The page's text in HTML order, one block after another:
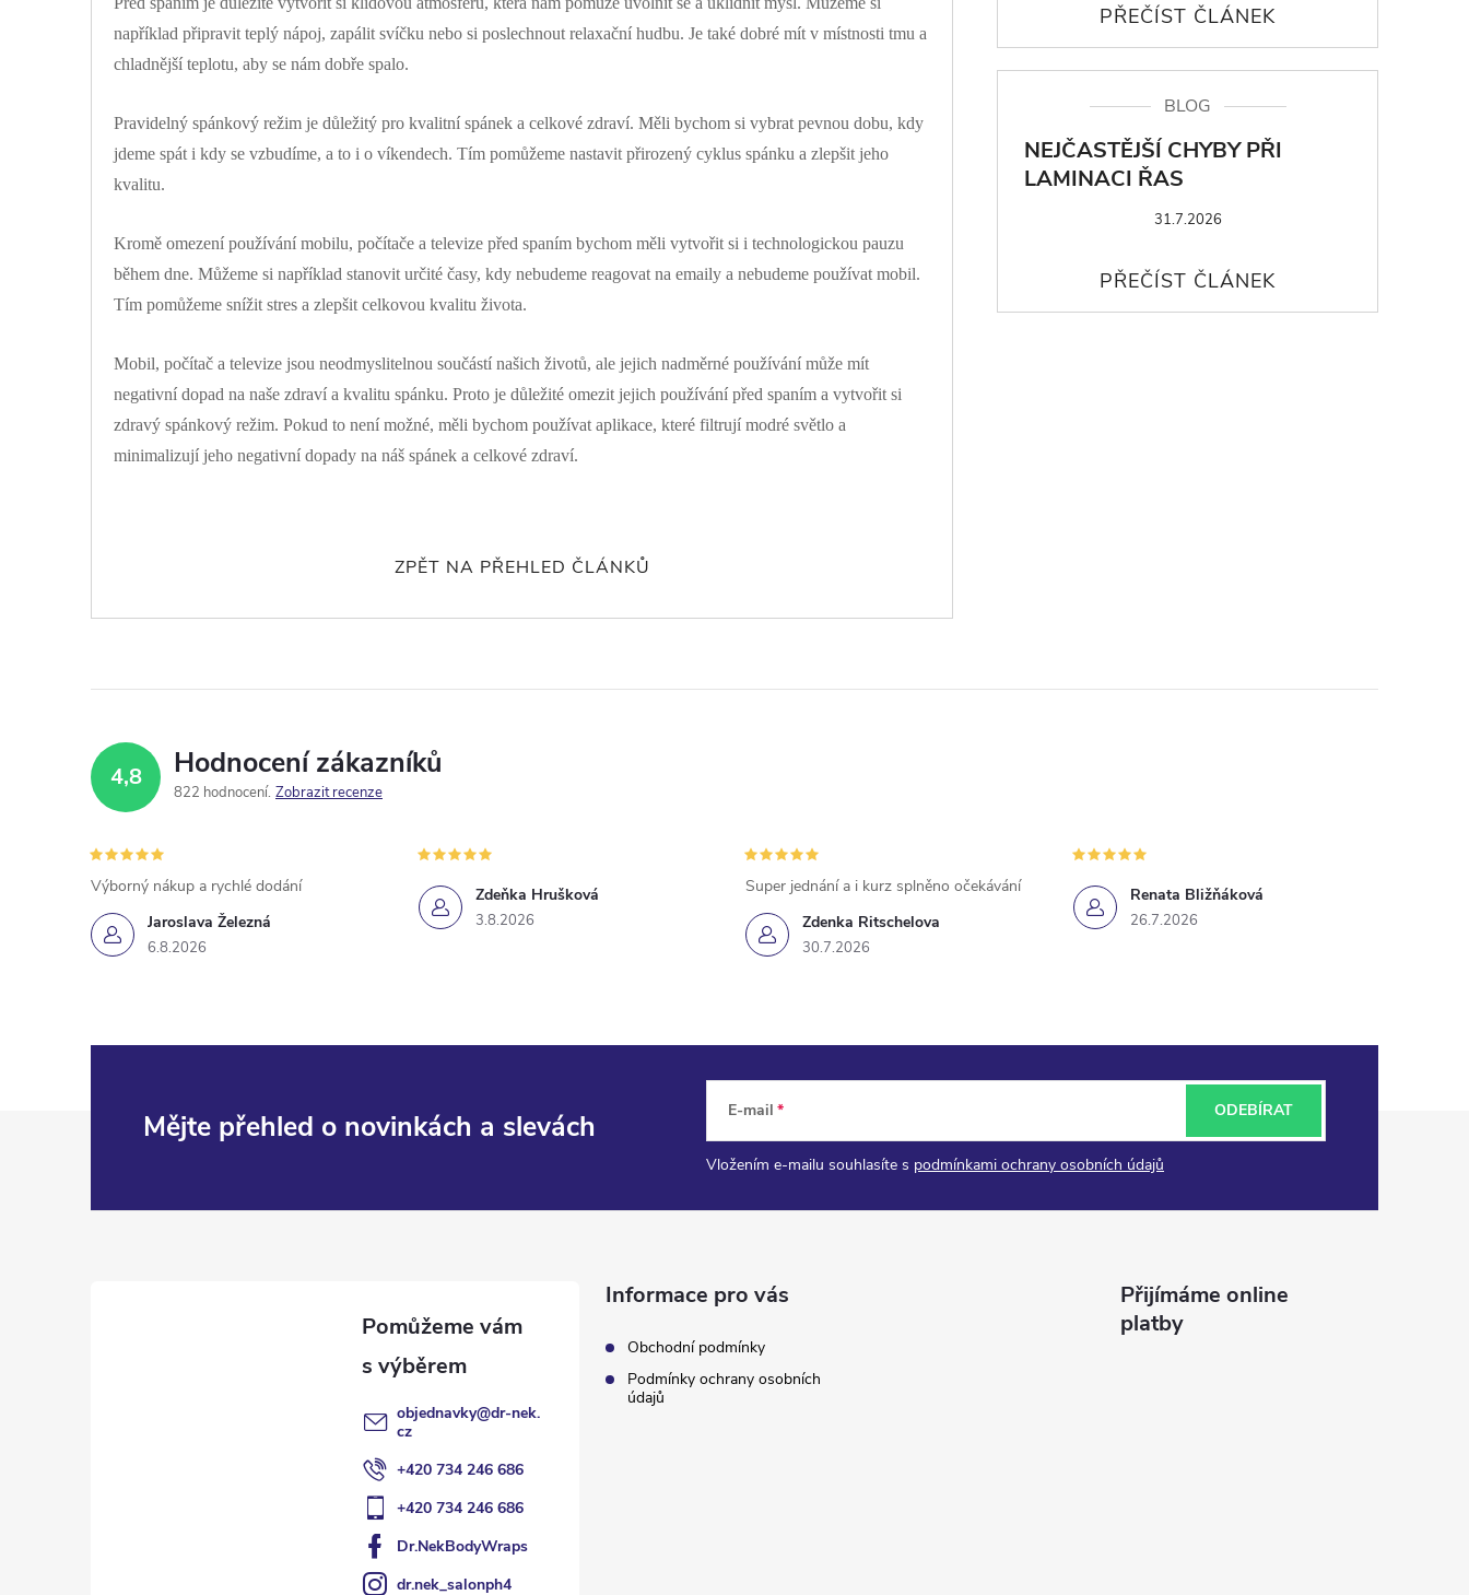
například připravit teplý nápoj, zapálit svíčku nebo si poslechnout relaxační hudbu. Je také dobré mít v místnosti tmu a
chladnější teplotu, aby se nám dobře spalo.
Pravidelný spánkový režim je důležitý pro kvalitní spánek a celkové zdraví. Měli bychom si vybrat pevnou dobu, kdy
jdeme spát i kdy se vzbudíme, a to i o víkendech. Tím pomůžeme nastavit přirozený cyklus spánku a zlepšit jeho
kvalitu.
Kromě omezení používání mobilu, počítače a televize před spaním bychom měli vytvořit si i technologickou pauzu
během dne. Můžeme si například stanovit určité časy, kdy nebudeme reagovat na emaily a nebudeme používat mobil.
Tím pomůžeme snížit stres a zlepšit celkovou kvalitu života.
Mobil, počítač a televize jsou neodmyslitelnou součástí našich životů, ale jejich nadměrné používání může mít
negativní dopad na naše zdraví a kvalitu spánku. Proto je důležité omezit jejich používání před spaním a vytvořit si
zdravý spánkový režim. Pokud to není možné, měli bychom používat aplikace, které filtrují modré světlo a
minimalizují jeho negativní dopady na náš spánek a celkové zdraví.
ZPĚT NA PŘEHLED ČLÁNKŮ
BLOG
NEJČASTĚJŠÍ CHYBY PŘI
LAMINACI ŘAS
31.7.2026
4,8 Hodnocení zákazníků
822 hodnocení Zobrazit recenze
Jaroslava Železná
6.8.2026
Výborný nákup a rychlé dodání Zdeňka Hrušková
3.8.2026 Zdenka Ritschelova
30.7.2026
Super jednání a i kurz splněno očekávání Renata Bližňáková
26.7.2026
Mějte přehled o novinkách a slevách E-mail
Vložením e-mailu souhlasíte s podmínkami ochrany osobních údajů
ODEBÍRAT
objednavky@dr-nek.
cz
+420 734 246 686
+420 734 246 686
Dr.NekBodyWraps
dr.nek_salonph4
Informace pro vás
Obchodní podmínky
Podmínky ochrany osobních
údajů
Přijímáme online
platby